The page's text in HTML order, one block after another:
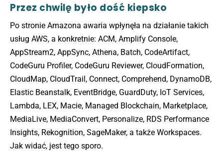
Przez chwilę było dość kiepsko
Po stronie Amazona awaria wpłynęła na działanie takich
usług AWS, a konkretnie: ACM, Amplify Console,
AppStream2, AppSync, Athena, Batch, CodeArtifact,
CodeGuru Profiler, CodeGuru Reviewer, CloudFormation,
CloudMap, CloudTrail, Connect, Comprehend, DynamoDB,
Elastic Beanstalk, EventBridge, GuardDuty, IoT Services,
Lambda, LEX, Macie, Managed Blockchain, Marketplace,
MediaLive, MediaConvert, Personalize, RDS Performance
Insights, Rekognition, SageMaker, a także Workspaces.
Jak widać, jest tego sporo.